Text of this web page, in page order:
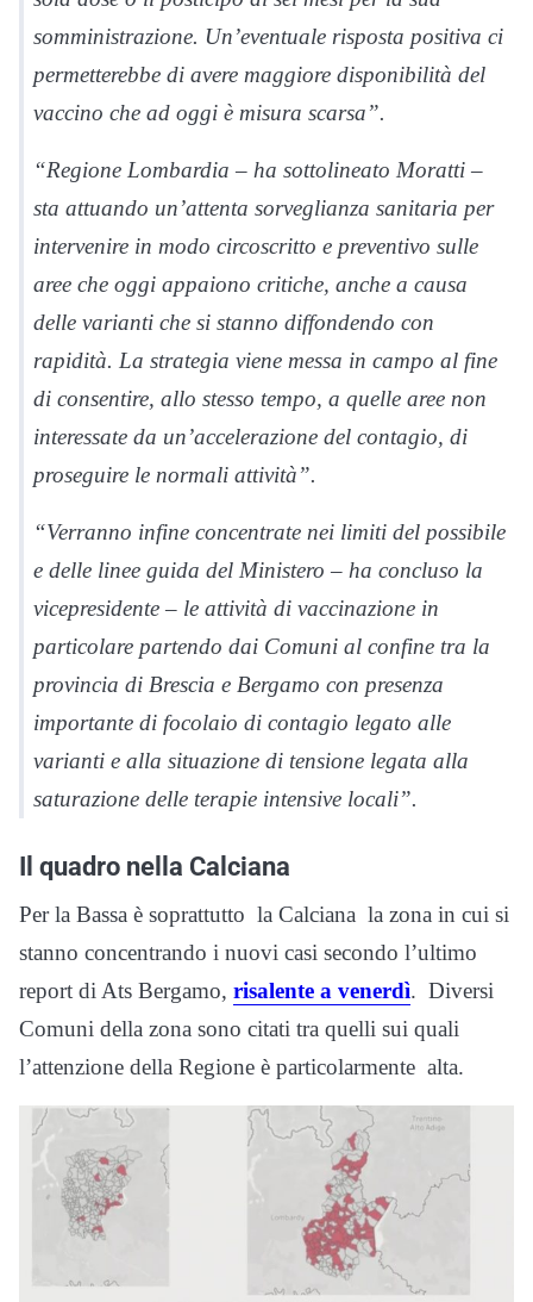
somministrazione. Un’eventuale risposta positiva ci
permetterebbe di avere maggiore disponibilità del
vaccino che ad oggi è misura scarsa”.
“Regione Lombardia – ha sottolineato Moratti –
sta attuando un’attenta sorveglianza sanitaria per
intervenire in modo circoscritto e preventivo sulle
aree che oggi appaiono critiche, anche a causa
delle varianti che si stanno diffondendo con
rapidità. La strategia viene messa in campo al fine
di consentire, allo stesso tempo, a quelle aree non
interessate da un’accelerazione del contagio, di
proseguire le normali attività”.
“Verranno infine concentrate nei limiti del possibile
e delle linee guida del Ministero – ha concluso la
vicepresidente – le attività di vaccinazione in
particolare partendo dai Comuni al confine tra la
provincia di Brescia e Bergamo con presenza
importante di focolaio di contagio legato alle
varianti e alla situazione di tensione legata alla
saturazione delle terapie intensive locali”.
Il quadro nella Calciana
Per la Bassa è soprattutto la Calciana la zona in cui si
stanno concentrando i nuovi casi secondo l’ultimo
report di Ats Bergamo, risalente a venerdì. Diversi
Comuni della zona sono citati tra quelli sui quali
l’attenzione della Regione è particolarmente alta.